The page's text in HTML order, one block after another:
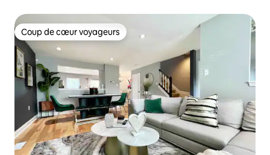
Coup de cœur voyageurs
Coup de cœur voyageurs